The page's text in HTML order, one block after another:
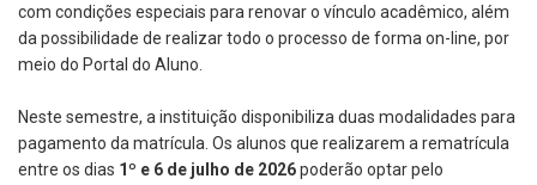
com condições especiais para renovar o vínculo acadêmico, além
da possibilidade de realizar todo o processo de forma on-line, por
meio do Portal do Aluno.
Neste semestre, a instituição disponibiliza duas modalidades para
pagamento da matrícula. Os alunos que realizarem a rematrícula
entre os dias 1º e 6 de julho de 2026poderão optar pelo